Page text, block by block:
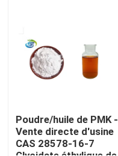
Maison
Produits
Au sujet de nous
Poudre/huile de PMK -
Vente directe d'usine
CAS 28578-16-7